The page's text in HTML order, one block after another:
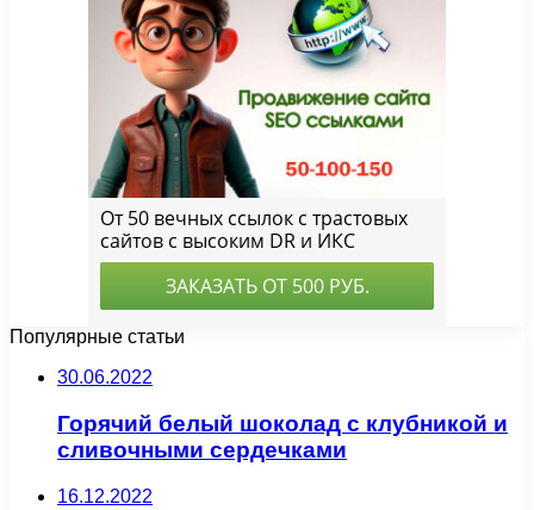
Популярные статьи
30.06.2022
Горячий белый шоколад с клубникой и
сливочными сердечками
16.12.2022